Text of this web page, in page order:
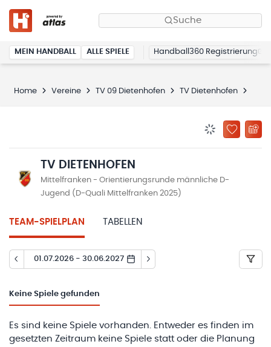
Suche
MEIN HANDBALL ALLE SPIELE Handball360 Registrierung
Home Vereine TV 09 Dietenhofen TV Dietenhofen
ZU
TV DIETENHOFEN
Mittelfranken - Orientierungsrunde männliche D-
Jugend (D-Quali Mittelfranken 2025)
TEAM-SPIELPLAN TABELLEN
01.07.2026 - 30.06.2027
Keine Spiele gefunden
Es sind keine Spiele vorhanden. Entweder es finden im
gesetzten Zeitraum keine Spiele statt oder die Planung